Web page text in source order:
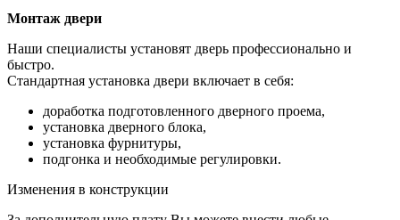
Монтаж двери
Наши специалисты установят дверь профессионально и
быстро.
Стандартная установка двери включает в себя:
доработка подготовленного дверного проема,
установка дверного блока,
установка фурнитуры,
подгонка и необходимые регулировки.
Изменения в конструкции